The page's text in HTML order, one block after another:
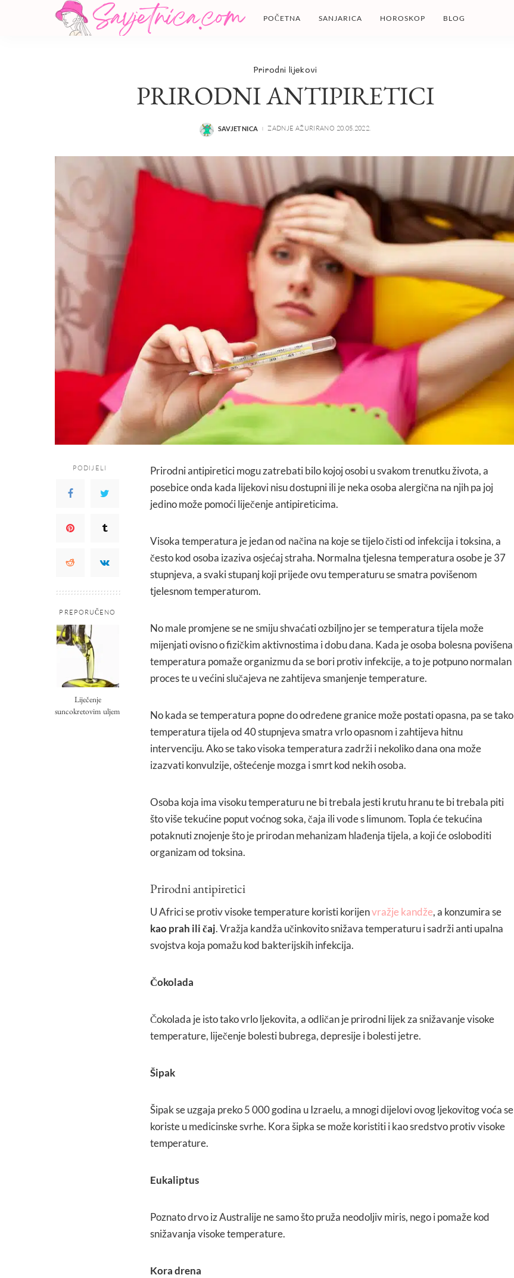
POČETNA SANJARICA HOROSKOP BLOG
Prirodni lijekovi
PRIRODNI ANTIPIRETICI
POSTED
SAVJETNICA ZADNJE AŽURIRANO 20.05.2022.
PODIJELI
PREPORUČENO
Liječenje
suncokretovim uljem
Prirodni antipiretici mogu zatrebati bilo kojoj osobi u svakom trenutku života, a
posebice onda kada lijekovi nisu dostupni ili je neka osoba alergična na njih pa joj
jedino može pomoći liječenje antipireticima.
Visoka temperatura je jedan od načina na koje se tijelo čisti od infekcija i toksina, a
često kod osoba izaziva osjećaj straha. Normalna tjelesna temperatura osobe je 37
stupnjeva, a svaki stupanj koji prijeđe ovu temperaturu se smatra povišenom
tjelesnom temperaturom.
No male promjene se ne smiju shvaćati ozbiljno jer se temperatura tijela može
mijenjati ovisno o fizičkim aktivnostima i dobu dana. Kada je osoba bolesna povišena
temperatura pomaže organizmu da se bori protiv infekcije, a to je potpuno normalan
proces te u većini slučajeva ne zahtijeva smanjenje temperature.
No kada se temperatura popne do određene granice može postati opasna, pa se tako
temperatura tijela od 40 stupnjeva smatra vrlo opasnom i zahtijeva hitnu
intervenciju. Ako se tako visoka temperatura zadrži i nekoliko dana ona može
izazvati konvulzije, oštećenje mozga i smrt kod nekih osoba.
Osoba koja ima visoku temperaturu ne bi trebala jesti krutu hranu te bi trebala piti
što više tekućine poput voćnog soka, čaja ili vode s limunom. Topla će tekućina
potaknuti znojenje što je prirodan mehanizam hlađenja tijela, a koji će osloboditi
organizam od toksina.
Prirodni antipiretici
U Africi se protiv visoke temperature koristi korijenvražje kandže, a konzumira se
kao prah ili čaj. Vražja kandža učinkovito snižava temperaturu i sadrži anti upalna
svojstva koja pomažu kod bakterijskih infekcija.
Čokolada
Čokolada je isto tako vrlo ljekovita, a odličan je prirodni lijek za snižavanje visoke
temperature, liječenje bolesti bubrega, depresije i bolesti jetre.
Šipak
Šipak se uzgaja preko 5 000 godina u Izraelu, a mnogi dijelovi ovog ljekovitog voća se
koriste u medicinske svrhe. Kora šipka se može koristiti i kao sredstvo protiv visoke
temperature.
Eukaliptus
Poznato drvo iz Australije ne samo što pruža neodoljiv miris, nego i pomaže kod
snižavanja visoke temperature.
Kora drena